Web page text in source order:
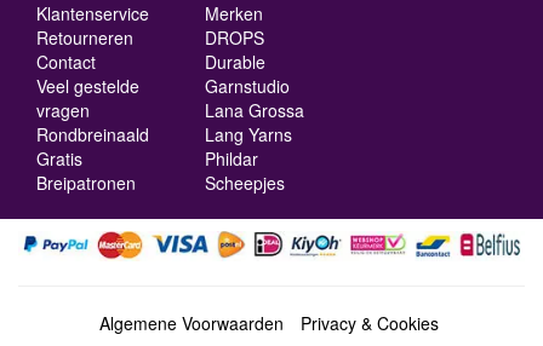
Klantenservice
Retourneren
Contact
Veel gestelde
vragen
Rondbreinaald
Gratis
Breipatronen
Merken
DROPS
Durable
Garnstudio
Lana Grossa
Lang Yarns
Phildar
Scheepjes
Algemene Voorwaarden
Privacy & Cookies